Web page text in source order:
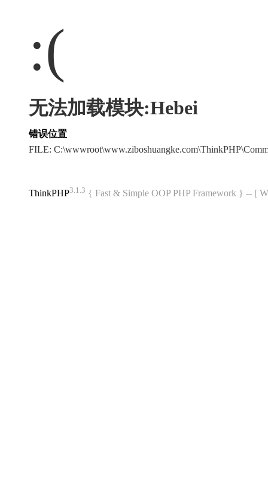
:(
无法加载模块:Hebei
错误位置
FILE:
ThinkPHP3.1.3 { Fast & Simple OOP PHP Framework } -- [